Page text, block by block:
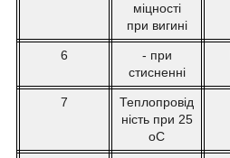
міцності
при вигині
6
- при
стисненні
7
Теплопровід
ність при 25
oС